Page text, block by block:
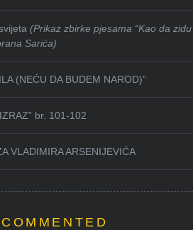
(Prikaz zbirke pjesama “Kao da zidu
Sarića)
(NEĆU DA BUDEM NAROD)”
br. 101-102
VLADIMIRA ARSENIJEVIĆA